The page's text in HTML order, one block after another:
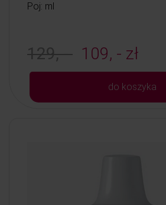
Poj: ml
129, - 109, - zł
do koszyka